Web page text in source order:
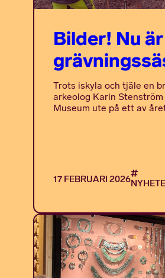
Bilder! Nu
Trots iskyla och tjäle en
arkeolog Karin
Museum ute på ett av
17 FEBRUARI 2026